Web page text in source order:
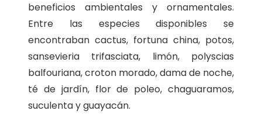
beneficios ambientales y ornamentales.
Entre las especies disponibles se
encontraban cactus, fortuna china, potos,
sansevieria trifasciata, limón, polyscias
balfouriana, croton morado, dama de noche,
té de jardín, flor de poleo, chaguaramos,
suculenta y guayacán.